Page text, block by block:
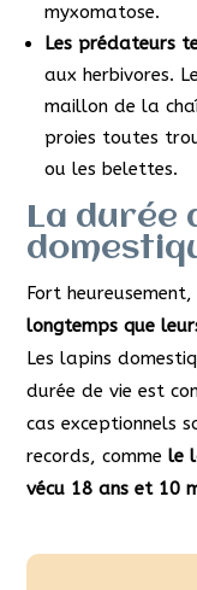
myxomatose.
Les prédateurs
aux herbivores.
maillon de la
proies toutes
ou les belettes.
La durée
Fort
longtemps que
Les lapins
durée de vie est
cas exceptionnels
records, commele
vécu 18 ans et 10